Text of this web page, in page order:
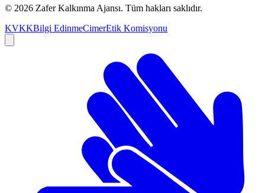
© 2026 Zafer Kalkınma Ajansı. Tüm hakları saklıdır.
KVKKBilgi EdinmeCimerEtik Komisyonu